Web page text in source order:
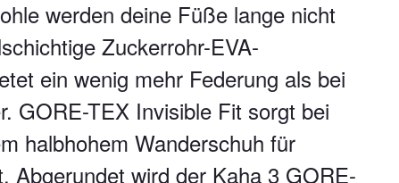
werden deine Füße lange nicht
Zuckerrohr-EVA-
ein wenig mehr Federung als bei
GORE-TEX Invisible Fit sorgt bei
halbhohem Wanderschuh für
Abgerundet wird der Kaha 3 GORE-